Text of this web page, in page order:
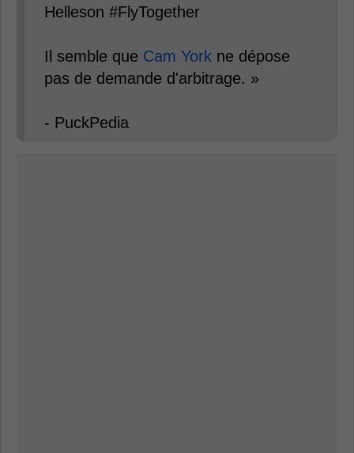
Helleson #FlyTogether
Il semble que Cam York ne dépose
pas de demande d'arbitrage. »
- PuckPedia